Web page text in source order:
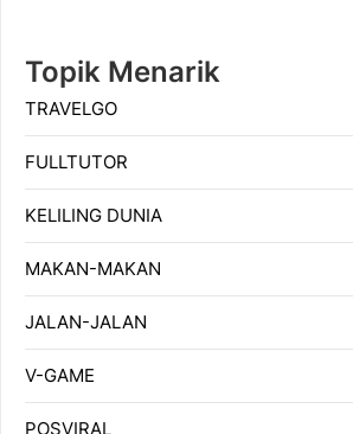
Topik Menarik
TRAVELGO
FULLTUTOR
KELILING DUNIA
MAKAN-MAKAN
JALAN-JALAN
V-GAME
POSVIRAL